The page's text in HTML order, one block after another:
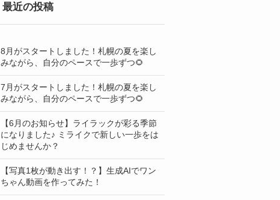
覧
最近の投稿
8月がスタートしました！札幌の夏を楽し
みながら、自分のペースで一歩ずつ🌻
7月がスタートしました！札幌の夏を楽し
みながら、自分のペースで一歩ずつ🌻
【6月のお知らせ】ライラックが彩る季節
になりました♪ ミライクで新しい一歩をは
じめませんか？
【写真1枚が動き出す！？】生成AIでワン
ちゃん動画を作ってみた！